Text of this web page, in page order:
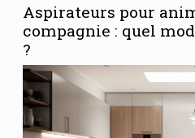
Aspirateurs pour
compagnie : quel
?